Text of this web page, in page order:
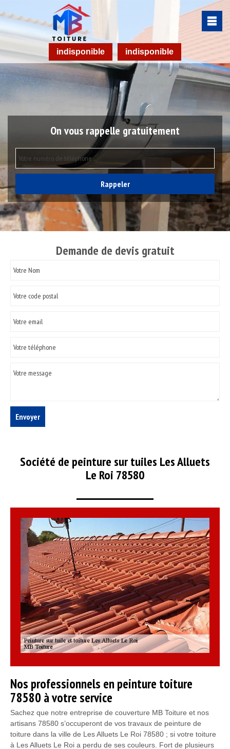
indisponible indisponible
On vous rappelle gratuitement
Demande de devis gratuit
Société de peinture sur tuiles Les Alluets
Le Roi 78580
Nos professionnels en peinture toiture
78580 à votre service
Sachez que notre entreprise de couverture MB Toiture et nos
artisans 78580 s’occuperont de vos travaux de peinture de
toiture dans la ville de Les Alluets Le Roi 78580 ; si votre toiture
à Les Alluets Le Roi a perdu de ses couleurs. Fort de plusieurs